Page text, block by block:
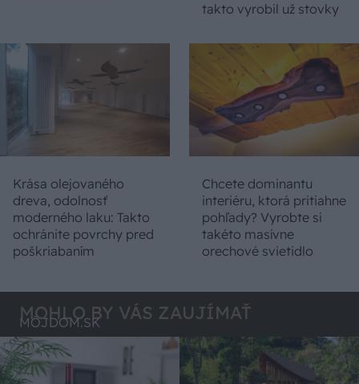
takto vyrobil už stovky
Krása olejovaného
dreva, odolnosť
moderného laku: Takto
ochránite povrchy pred
poškriabaním
Chcete dominantu
interiéru, ktorá pritiahne
pohľady? Vyrobte si
takéto masívne
orechové svietidlo
MOHLO BY VÁS ZAUJÍMAŤ
MÔJDOM.SK